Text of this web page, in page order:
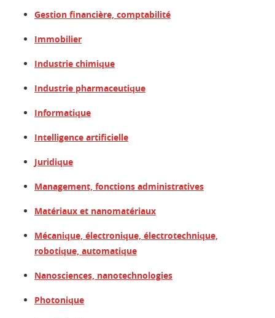
Gestion financière, comptabilité
Immobilier
Industrie chimique
Industrie pharmaceutique
Informatique
Intelligence artificielle
Juridique
Management, fonctions administratives
Matériaux et nanomatériaux
Mécanique, électronique, électrotechnique,
robotique, automatique
Nanosciences, nanotechnologies
Photonique